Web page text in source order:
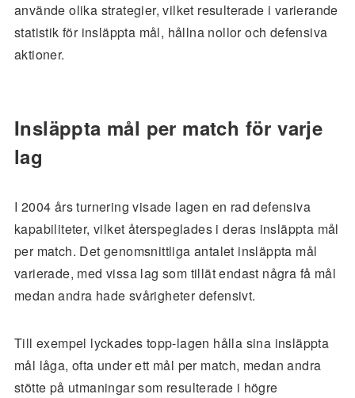
använde olika strategier, vilket resulterade i varierande
statistik för insläppta mål, hållna nollor och defensiva
aktioner.
Insläppta mål per match för varje
lag
I 2004 års turnering visade lagen en rad defensiva
kapabiliteter, vilket återspeglades i deras insläppta mål
per match. Det genomsnittliga antalet insläppta mål
varierade, med vissa lag som tillät endast några få mål
medan andra hade svårigheter defensivt.
Till exempel lyckades topp-lagen hålla sina insläppta
mål låga, ofta under ett mål per match, medan andra
stötte på utmaningar som resulterade i högre